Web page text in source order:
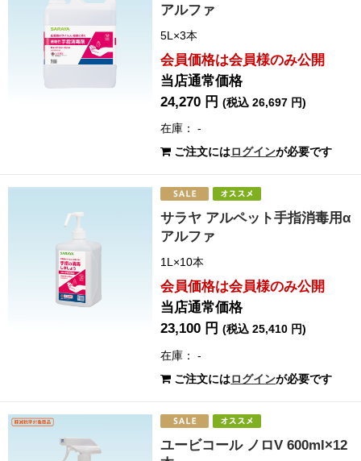
アルファ
5L×3本
会員価格は会員様のみ公開
当店通常価格
24,270 円(税込 26,697 円)
在庫： -
ご注文にはログインが必要です
サラヤ アルペット手指消毒用α
アルファ
1L×10本
会員価格は会員様のみ公開
当店通常価格
23,100 円(税込 25,410 円)
在庫： -
ご注文にはログインが必要です
ユービコール ノロV 600ml×12